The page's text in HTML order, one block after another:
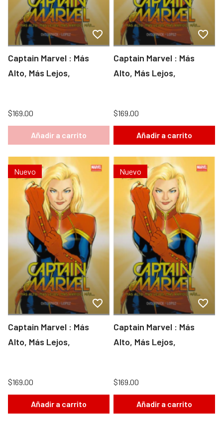
Captain Marvel : Más
Alto, Más Lejos,
$169.00
Añadir a carrito
Captain Marvel : Más
Alto, Más Lejos,
$169.00
Añadir a carrito
Nuevo
Captain Marvel : Más
Alto, Más Lejos,
$169.00
Añadir a carrito
Nuevo
Captain Marvel : Más
Alto, Más Lejos,
$169.00
Añadir a carrito